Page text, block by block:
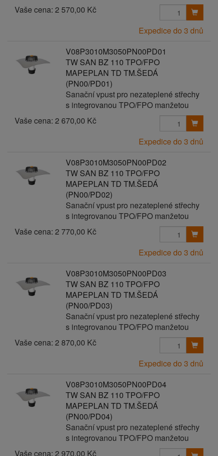
Vaše cena: 2 570,00 Kč
Expedice do 3 dnů
V08P3010M3050PN00PD01
TW SAN BZ 110 TPO/FPO
MAPEPLAN TD TM.ŠEDÁ
(PN00/PD01)
Sanační vpust pro nezateplené střechy
s integrovanou TPO/FPO manžetou
Vaše cena: 2 670,00 Kč
Expedice do 3 dnů
V08P3010M3050PN00PD02
TW SAN BZ 110 TPO/FPO
MAPEPLAN TD TM.ŠEDÁ
(PN00/PD02)
Sanační vpust pro nezateplené střechy
s integrovanou TPO/FPO manžetou
Vaše cena: 2 770,00 Kč
Expedice do 3 dnů
V08P3010M3050PN00PD03
TW SAN BZ 110 TPO/FPO
MAPEPLAN TD TM.ŠEDÁ
(PN00/PD03)
Sanační vpust pro nezateplené střechy
s integrovanou TPO/FPO manžetou
Vaše cena: 2 870,00 Kč
Expedice do 3 dnů
V08P3010M3050PN00PD04
TW SAN BZ 110 TPO/FPO
MAPEPLAN TD TM.ŠEDÁ
(PN00/PD04)
Sanační vpust pro nezateplené střechy
s integrovanou TPO/FPO manžetou
Vaše cena: 2 970,00 Kč